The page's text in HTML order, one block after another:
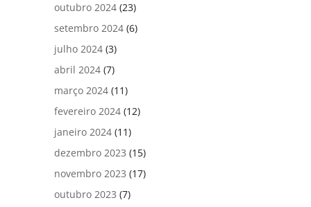
outubro 2024 (23)
setembro 2024 (6)
julho 2024 (3)
abril 2024 (7)
março 2024 (11)
fevereiro 2024 (12)
janeiro 2024 (11)
dezembro 2023 (15)
novembro 2023 (17)
outubro 2023 (7)